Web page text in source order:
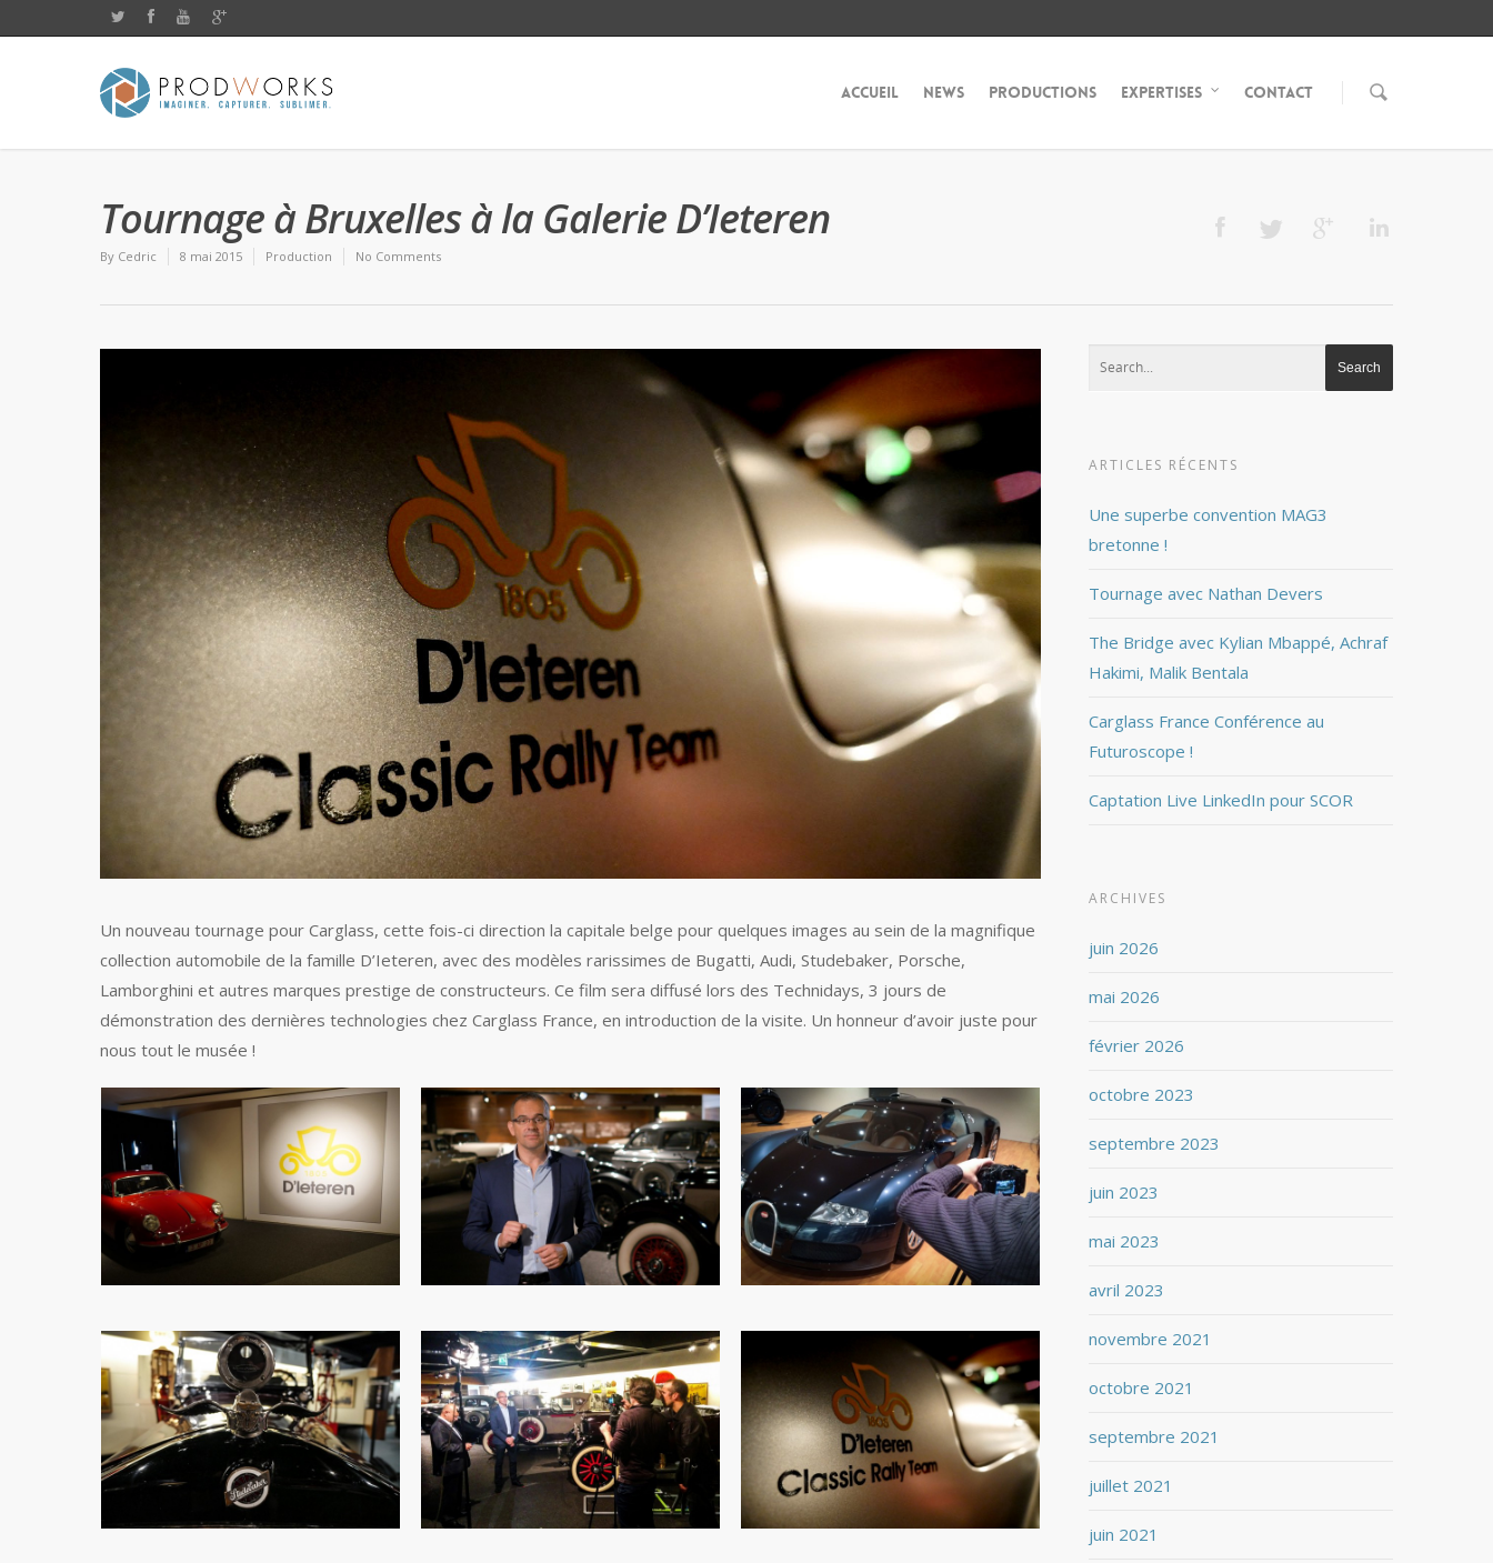
Accueil News Productions Expertises Contact
Tournage à Bruxelles à la Galerie D’Ieteren
By Cedric 8 mai 2015 Production No Comments
Un nouveau tournage pour Carglass, cette fois-ci direction la capitale belge pour quelques images au sein de la magnifique
collection automobile de la famille D’Ieteren, avec des modèles rarissimes de Bugatti, Audi, Studebaker, Porsche,
Lamborghini et autres marques prestige de constructeurs. Ce film sera diffusé lors des Technidays, 3 jours de
démonstration des dernières technologies chez Carglass France, en introduction de la visite. Un honneur d’avoir juste pour
nous tout le musée !
ARTICLES RÉCENTS
Une superbe convention MAG3
bretonne !
Tournage avec Nathan Devers
The Bridge avec Kylian Mbappé, Achraf
Hakimi, Malik Bentala
Carglass France Conférence au
Futuroscope !
Captation Live LinkedIn pour SCOR
ARCHIVES
juin 2026
mai 2026
février 2026
octobre 2023
septembre 2023
juin 2023
mai 2023
avril 2023
novembre 2021
octobre 2021
septembre 2021
juillet 2021
juin 2021